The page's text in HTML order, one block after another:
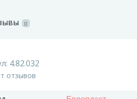
0
4.82.032
отзывов